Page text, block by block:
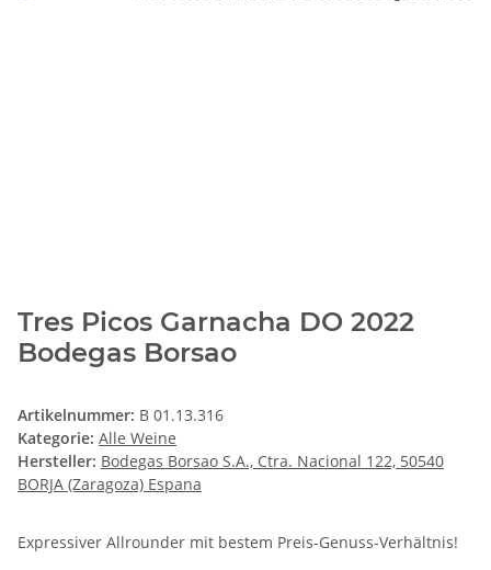
Tres Picos Garnacha DO 2022
Bodegas Borsao
Artikelnummer: B 01.13.316
Kategorie: Alle Weine
Hersteller: Bodegas Borsao S.A., Ctra. Nacional 122, 50540
BORJA (Zaragoza) Espana
Expressiver Allrounder mit bestem Preis-Genuss-Verhältnis!